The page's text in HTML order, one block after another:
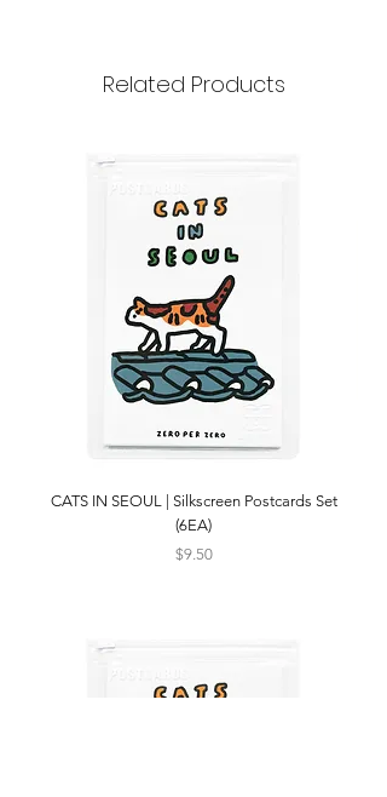
Related Products
CATS IN SEOUL | Silkscreen Postcards Set
(6EA)
Price
$9.50